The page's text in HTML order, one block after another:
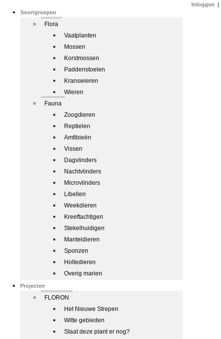
Soortgroepen
Flora
Vaatplanten
Mossen
Korstmossen
Paddenstoelen
Kranswieren
Wieren
Fauna
Zoogdieren
Reptielen
Amfibieën
Vissen
Dagvlinders
Nachtvlinders
Microvlinders
Libellen
Weekdieren
Kreeftachtigen
Stekelhuidigen
Manteldieren
Sponzen
Holtedieren
Overig marien
Projecten
FLORON
Het Nieuwe Strepen
Witte gebieden
Staat deze plant er nog?
Inloggen |